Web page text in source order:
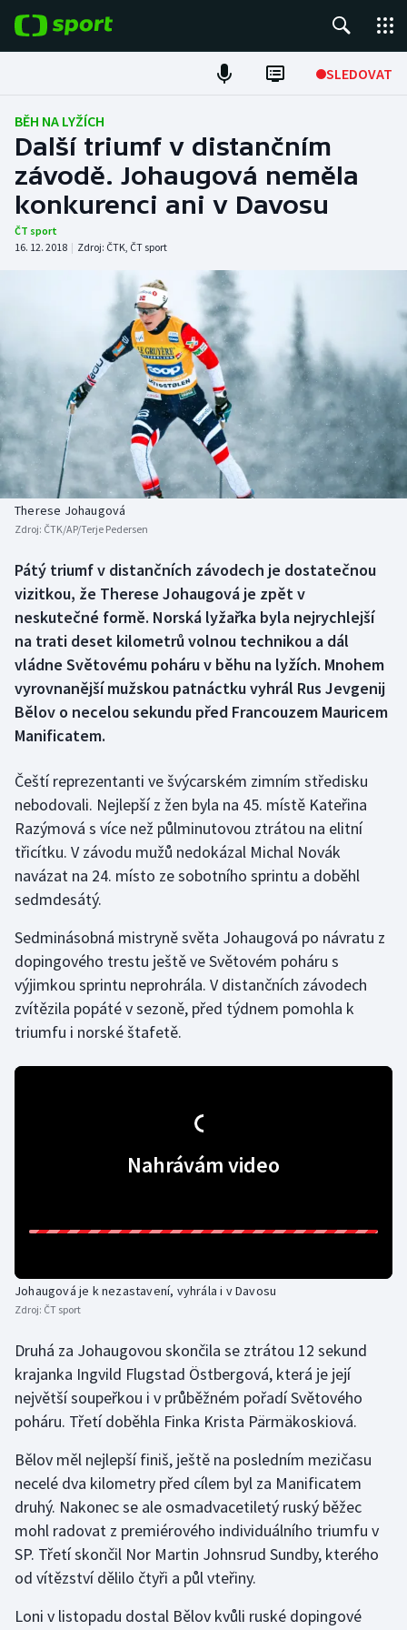
SLEDOVAT
Fotbal
Hokej
Tenis
Atletika
Americký fotbal
Baseball a softbal
Basketbal
Biatlon
Box
Curling
Dostihy
Florbal
Futsal
Golf
Gymnastika
Házená
Jezdectví
Judo
Krasobruslení
Moderní pětiboj
Parasport
Plážový volejbal
Ragby
Rychlobruslení
Rychlostní kanoistika
Short track
NEPŘEHLÉDNĚTE
Soutěže
Historické návraty
Aplikace ČT sport
BĚH NA LYŽÍCH
Další triumf v distančním
závodě. Johaugová neměla
konkurenci ani v Davosu
ČT sport
16. 12. 2018 | Zdroj: ČTK, ČT sport
Therese Johaugová
Zdroj: ČTK/AP/Terje Pedersen
Pátý triumf v distančních závodech je dostatečnou
vizitkou, že Therese Johaugová je zpět v
neskutečné formě. Norská lyžařka byla nejrychlejší
na trati deset kilometrů volnou technikou a dál
vládne Světovému poháru v běhu na lyžích. Mnohem
vyrovnanější mužskou patnáctku vyhrál Rus Jevgenij
Bělov o necelou sekundu před Francouzem Mauricem
Manificatem.
Čeští reprezentanti ve švýcarském zimním středisku
nebodovali. Nejlepší z žen byla na 45. místě Kateřina
Razýmová s více než půlminutovou ztrátou na elitní
třicítku. V závodu mužů nedokázal Michal Novák
navázat na 24. místo ze sobotního sprintu a doběhl
sedmdesátý.
Sedminásobná mistryně světa Johaugová po návratu z
dopingového trestu ještě ve Světovém poháru s
výjimkou sprintu neprohrála. V distančních závodech
zvítězila popáté v sezoně, před týdnem pomohla k
triumfu i norské štafetě.
Nahrávám video
Johaugová je k nezastavení, vyhrála i v Davosu
Zdroj: ČT sport
Druhá za Johaugovou skončila se ztrátou 12 sekund
krajanka Ingvild Flugstad Östbergová, která je její
největší soupeřkou i v průběžném pořadí Světového
poháru. Třetí doběhla Finka Krista Pärmäkoskiová.
Bělov měl nejlepší finiš, ještě na posledním mezičasu
necelé dva kilometry před cílem byl za Manificatem
druhý. Nakonec se ale osmadvacetiletý ruský běžec
mohl radovat z premiérového individuálního triumfu v
SP. Třetí skončil Nor Martin Johnsrud Sundby, kterého
od vítězství dělilo čtyři a půl vteřiny.
Loni v listopadu dostal Bělov kvůli ruské dopingové